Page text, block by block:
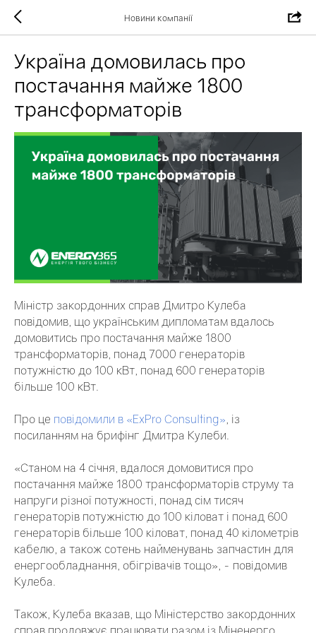
Новини компанії
Україна домовилась про
постачання майже 1800
трансформаторів
Міністр закордонних справ Дмитро Кулеба
повідомив, що українським дипломатам вдалось
домовитись про постачання майже 1800
трансформаторів, понад 7000 генераторів
потужністю до 100 кВт, понад 600 генераторів
більше 100 кВт.
Про це повідомили в «ExPro Consulting», із
посиланням на брифінг Дмитра Кулеби.
«Станом на 4 січня, вдалося домовитися про
постачання майже 1800 трансформаторів струму та
напруги різної потужності, понад сім тисяч
генераторів потужністю до 100 кіловат і понад 600
генераторів більше 100 кіловат, понад 40 кілометрів
кабелю, а також сотень найменувань запчастин для
енергообладнання, обігрівачів тощо», - повідомив
Кулеба.
Також, Кулеба вказав, що Міністерство закордонних